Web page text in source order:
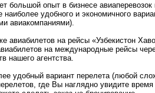
большой опыт в бизнесе
удобного и экономичного
авиакомпаниями).
авиабилетов на рейсы «Узбекистон
на международные рейсы
нашего агентства.
удобный вариант перелета (любой
где Вы наглядно увидите